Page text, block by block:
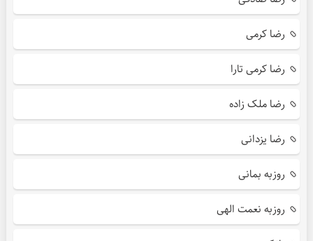
رضا کرمی
رضا کرمی تارا
رضا ملک زاده
رضا یزدانی
روزبه بمانی
روزبه نعمت الهی